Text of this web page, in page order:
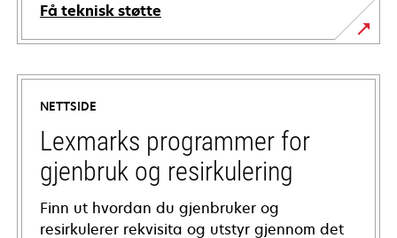
Få teknisk støtte
opens
in
new
tab
NETTSIDE
Lexmarks programmer for
gjenbruk og resirkulering
Finn ut hvordan du gjenbruker og
resirkulerer rekvisita og utstyr gjennom det